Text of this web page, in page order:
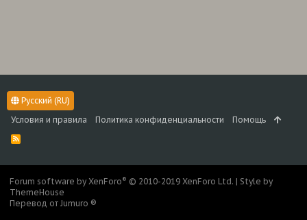
Русский (RU)
Условия и правила
Политика конфиденциальности Помощь
R
S
Forum software by XenForo® © 2010-2019 XenForo Ltd. | Style by
ThemeHouse
Перевод от Jumuro ®